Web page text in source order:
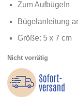
Zum Aufbügeln
Bügelanleitung
Größe: 5 x 7 cm
Nicht vorrätig